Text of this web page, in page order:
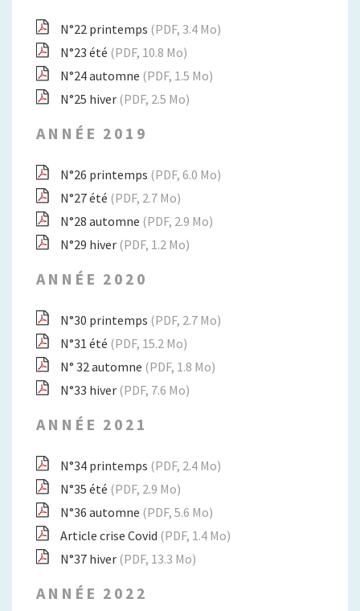
N°22 printemps (PDF, 3.4 Mo)
N°23 été (PDF, 10.8 Mo)
N°24 automne (PDF, 1.5 Mo)
N°25 hiver (PDF, 2.5 Mo)
ANNÉE 2019
N°26 printemps (PDF, 6.0 Mo)
N°27 été (PDF, 2.7 Mo)
N°28 automne (PDF, 2.9 Mo)
N°29 hiver (PDF, 1.2 Mo)
ANNÉE 2020
N°30 printemps (PDF, 2.7 Mo)
N°31 été (PDF, 15.2 Mo)
N° 32 automne (PDF, 1.8 Mo)
N°33 hiver (PDF, 7.6 Mo)
ANNÉE 2021
N°34 printemps (PDF, 2.4 Mo)
N°35 été (PDF, 2.9 Mo)
N°36 automne (PDF, 5.6 Mo)
Article crise Covid (PDF, 1.4 Mo)
N°37 hiver (PDF, 13.3 Mo)
ANNÉE 2022